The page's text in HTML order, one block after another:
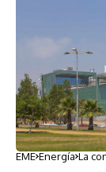
EME Energía La